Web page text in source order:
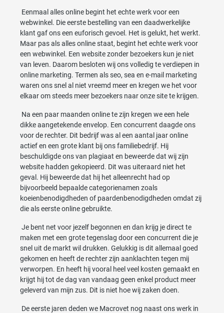
Eenmaal alles online begint het echte werk voor een
webwinkel. Die eerste bestelling van een daadwerkelijke
klant gaf ons een euforisch gevoel. Het is gelukt, het werkt.
Maar pas als alles online staat, begint het echte werk voor
een webwinkel. Een website zonder bezoekers kun je niet
van leven. Daarom besloten wij ons volledig te verdiepen in
online marketing. Termen als seo, sea en e-mail marketing
waren ons snel al niet vreemd meer en kregen we het voor
elkaar om steeds meer bezoekers naar onze site te krijgen.
Na een paar maanden online te zijn kregen we een hele
dikke aangetekende envelop. Een concurrent daagde ons
voor de rechter. Dit bedrijf was al een aantal jaar online
actief en een grote klant bij ons familiebedrijf. Hij
beschuldigde ons van plagiaat en beweerde dat wij zijn
website hadden gekopieerd. Dit was uiteraard niet het
geval. Hij beweerde dat hij het alleenrecht had op
bijvoorbeeld bepaalde categorienamen zoals
koeienbenodigdheden of paardenbenodigdheden omdat zij
die als eerste online gebruikte.
Je bent net voor jezelf begonnen en dan krijg je direct te
maken met een grote tegenslag door een concurrent die je
snel uit de markt wil drukken. Gelukkig is dit allemaal goed
gekomen en heeft de rechter zijn aanklachten tegen mij
verworpen. En heeft hij vooral heel veel kosten gemaakt en
krijgt hij tot de dag van vandaag geen enkel product meer
geleverd van mijn zus. Dit is niet hoe wij zaken doen.
De eerste jaren deden we Macrovet nog naast ons werk in